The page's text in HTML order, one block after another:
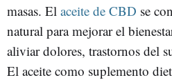
masas. El aceite de CBD se
natural para mejorar el
aliviar dolores, trastornos del
El aceite como suplemento